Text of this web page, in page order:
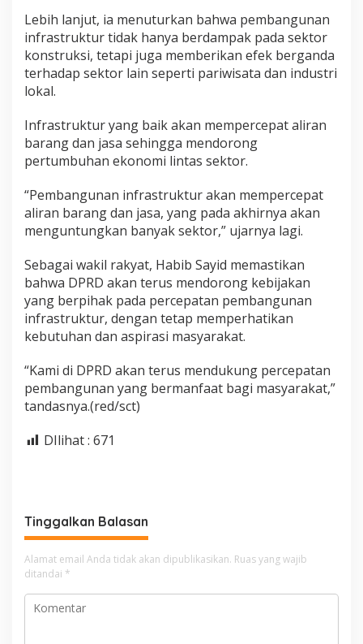
Lebih lanjut, ia menuturkan bahwa pembangunan
infrastruktur tidak hanya berdampak pada sektor
konstruksi, tetapi juga memberikan efek berganda
terhadap sektor lain seperti pariwisata dan industri
lokal.
Infrastruktur yang baik akan mempercepat aliran
barang dan jasa sehingga mendorong
pertumbuhan ekonomi lintas sektor.
“Pembangunan infrastruktur akan mempercepat
aliran barang dan jasa, yang pada akhirnya akan
menguntungkan banyak sektor,” ujarnya lagi.
Sebagai wakil rakyat, Habib Sayid memastikan
bahwa DPRD akan terus mendorong kebijakan
yang berpihak pada percepatan pembangunan
infrastruktur, dengan tetap memperhatikan
kebutuhan dan aspirasi masyarakat.
“Kami di DPRD akan terus mendukung percepatan
pembangunan yang bermanfaat bagi masyarakat,”
tandasnya.(red/sct)
DIlihat : 671
Tinggalkan Balasan
Alamat email Anda tidak akan dipublikasikan. Ruas yang wajib
ditandai *